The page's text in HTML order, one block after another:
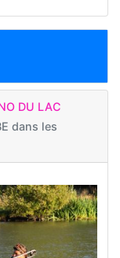
DU LAC
dans les